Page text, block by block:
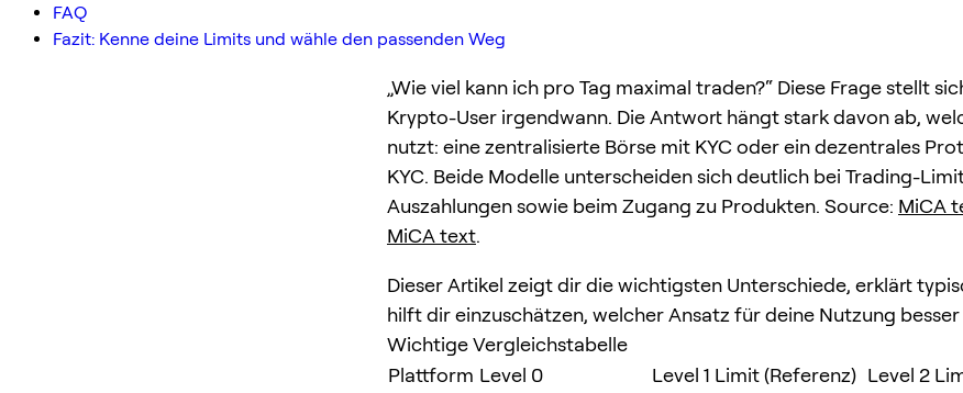
FAQ
Fazit: Kenne deine Limits und wähle den passenden Weg
„Wie viel kann ich pro Tag maximal traden?“ Diese Frage stellt
Krypto-User irgendwann. Die Antwort hängt stark davon ab,
nutzt: eine zentralisierte Börse mit KYC oder ein dezentrales
KYC. Beide Modelle unterscheiden sich deutlich bei Trading-
Auszahlungen sowie beim Zugang zu Produkten. Source: MiCA
MiCA text.
Dieser Artikel zeigt dir die wichtigsten Unterschiede, erklärt
hilft dir einzuschätzen, welcher Ansatz für deine Nutzung besser
Wichtige Vergleichstabelle
Plattform Level 0 Level 1 Limit (Referenz) Level 2